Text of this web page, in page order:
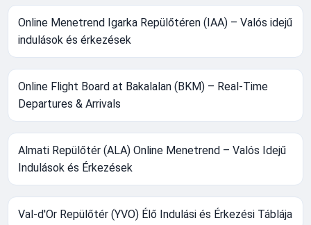
Online Menetrend Igarka Repülőtéren (IAA) – Valós idejű
indulások és érkezések
Online Flight Board at Bakalalan (BKM) – Real-Time
Departures & Arrivals
Almati Repülőtér (ALA) Online Menetrend – Valós Idejű
Indulások és Érkezések
Val-d'Or Repülőtér (YVO) Élő Indulási és Érkezési Táblája